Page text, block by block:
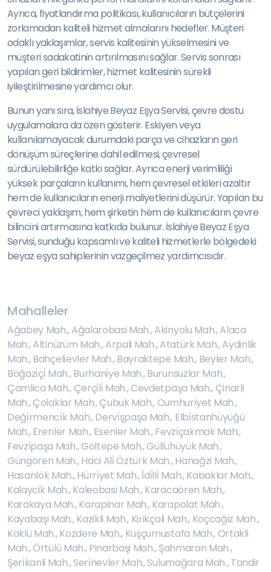
Ayrıca, fiyatlandırma politikası, kullanıcıların bütçelerini
zorlamadan kaliteli hizmet almalarını hedefler. Müşteri
odaklı yaklaşımlar, servis kalitesinin yükselmesini ve
müşteri sadakatinin artırılmasını sağlar. Servis sonrası
yapılan geri bildirimler, hizmet kalitesinin sürekli
iyileştirilmesine yardımcı olur.
Bunun yanı sıra, İslahiye Beyaz Eşya Servisi, çevre dostu
uygulamalara da özen gösterir. Eskiyen veya
kullanılamayacak durumdaki parça ve cihazların geri
dönüşüm süreçlerine dahil edilmesi, çevresel
sürdürülebilirliğe katkı sağlar. Ayrıca enerji verimliliği
yüksek parçaların kullanımı, hem çevresel etkileri azaltır
hem de kullanıcıların enerji maliyetlerini düşürür. Yapılan bu
çevreci yaklaşım, hem şirketin hem de kullanıcıların çevre
bilincini artırmasına katkıda bulunur. İslahiye Beyaz Eşya
Servisi, sunduğu kapsamlı ve kaliteli hizmetlerle bölgedeki
beyaz eşya sahiplerinin vazgeçilmez yardımcısıdır.
Mahalleler
Ağabey Mah.,Ağalarobasi Mah.,Akinyolu Mah.,Alaca
Mah.,Altinüzüm Mah.,Arpali Mah.,Atatürk Mah.,Aydinlik
Mah.,Bahçeli̇evler Mah.,Bayraktepe Mah., Beyler Mah.,
Boğazi̇çi̇ Mah.,Burhani̇ye Mah.,Burunsuzlar Mah.,
Çamlica Mah.,Çerçi̇li̇ Mah.,Cevdetpaşa Mah.,Çinarli
Mah.,Çolaklar Mah.,Çubuk Mah.,Cumhuri̇yet Mah.,
Deği̇rmenci̇k Mah.,Dervi̇şpaşa Mah., Elbi̇stanhüyüğü
Mah.,Erenler Mah., Esenler Mah.,Fevzi̇çakmak Mah.,
Fevzi̇paşa Mah.,Göltepe Mah.,Güllühüyük Mah.,
Güngören Mah.,Haci Ali̇ Öztürk Mah.,Hanağzi Mah.,
Hasanlök Mah.,Hürri̇yet Mah.,İ̇di̇lli̇ Mah.,Kabaklar Mah.,
Kalaycik Mah.,Kaleobasi Mah.,Karacaören Mah.,
Karakaya Mah.,Karapinar Mah.,Karapolat Mah.,
Kayabaşi Mah.,Kazikli Mah., Kirikçali Mah., Koçcağiz Mah.,
Köklü Mah.,Kozdere Mah., Kuşçumustafa Mah.,Ortakli
Mah.,Örtülü Mah.,Pinarbaşi Mah.,Şahmaran Mah.,
Şeri̇kanli Mah.,Seri̇nevler Mah.,Sulumağara Mah.,Tandir